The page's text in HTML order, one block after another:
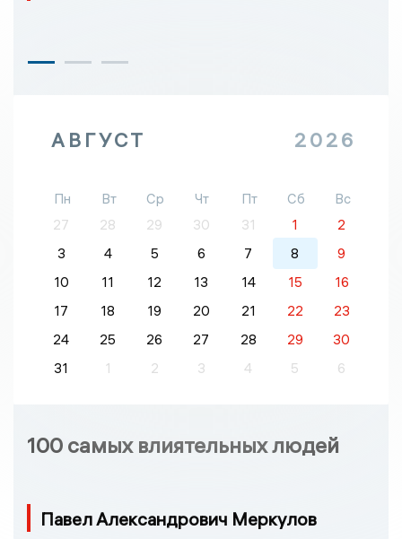
АВГУСТ 2026
Пн Вт Ср Чт Пт Сб
Вс
27
28 29 30 31 1
2
3
4 5 6 7 8
9
10
11 12 13 14 15
16
17
18 19 20 21 22
23
24
25 26 27 28 29
30
31
1 2 3 4 5 6
100 самых влиятельных людей
Павел Александрович Меркулов